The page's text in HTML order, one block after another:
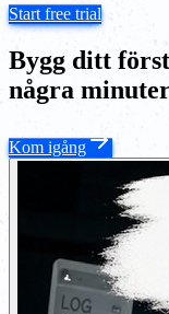
Start free trial
Bygg ditt
några
Kom igång